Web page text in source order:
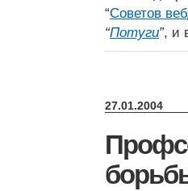
“Советов
“Потуги”, и
27.01.2004